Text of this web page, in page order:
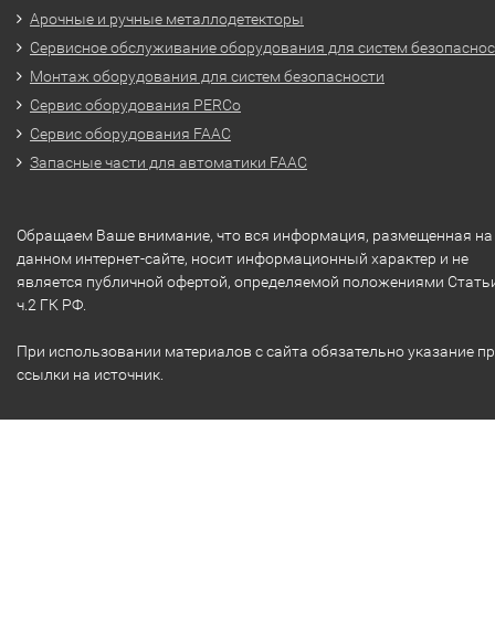
Арочные и ручные металлодетекторы
Сервисное обслуживание оборудования для систем
Монтаж оборудования для систем безопасности
Сервис оборудования PERCo
Сервис оборудования FAAC
Запасные части для автоматики FAAC
Обращаем Ваше внимание, что вся информация, размещенная на
данном интернет-сайте, носит информационный характер и не
является публичной офертой, определяемой положениями
ч.2 ГК РФ.
При использовании материалов с сайта обязательно указание
ссылки на источник.